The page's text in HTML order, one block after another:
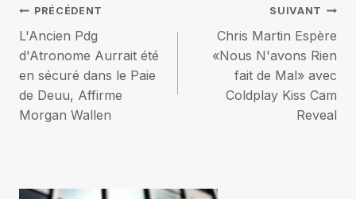
Navigation
de
l’article
PRÉCÉDENT
L'Ancien Pdg
d'Atronome Aurrait été
en sécuré dans le Paie
de Deuu, Affirme
Morgan Wallen
SUIVANT
Chris Martin Espère
«Nous N'avons Rien
fait de Mal» avec
Coldplay Kiss Cam
Reveal